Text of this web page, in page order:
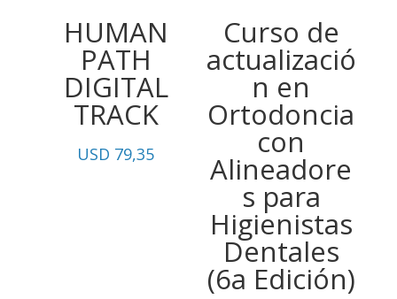
HUMAN
PATH
DIGITAL
TRACK
USD 79,35
Curso de
actualizació
n en
Ortodoncia
con
Alineadore
s para
Higienistas
Dentales
(6a Edición)